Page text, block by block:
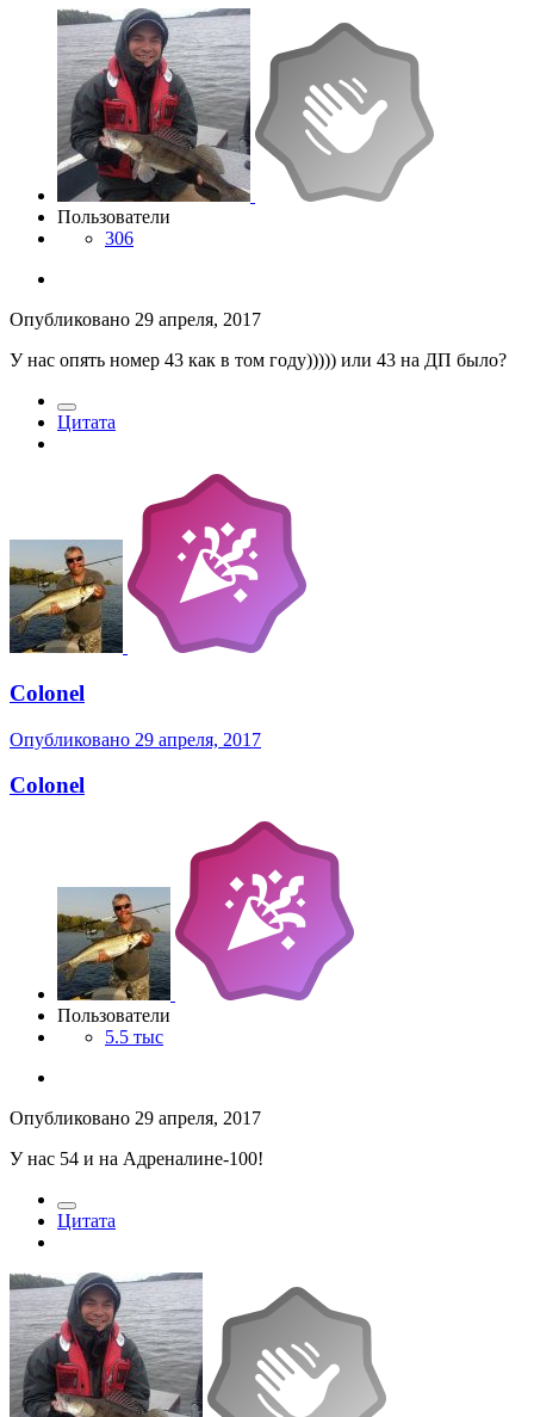
Пользователи
306
Опубликовано 29 апреля, 2017
У нас опять номер 43 как в том году))))) или 43 на ДП было?
Цитата
Colonel
Опубликовано 29 апреля, 2017
Colonel
Пользователи
5.5 тыс
Опубликовано 29 апреля, 2017
У нас 54 и на Адреналине-100!
Цитата